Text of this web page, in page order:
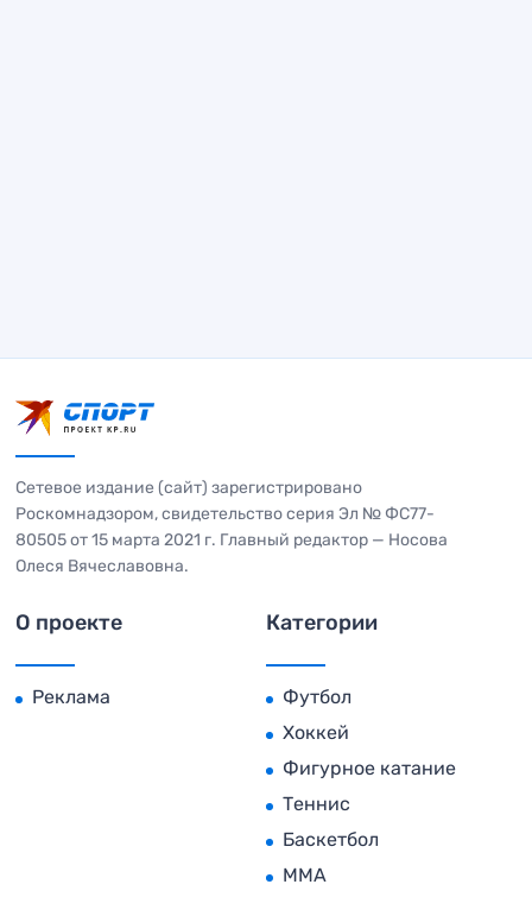
Сетевое издание (сайт) зарегистрировано
Роскомнадзором, свидетельство серия Эл № ФС77-
80505 от 15 марта 2021 г. Главный редактор — Носова
Олеся Вячеславовна.
О проекте
Реклама
Категории
Футбол
Хоккей
Фигурное катание
Теннис
Баскетбол
MMA